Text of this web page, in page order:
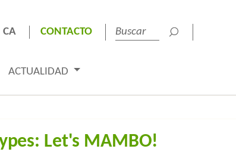
CA CONTACTO
ACTUALIDAD
Let's MAMBO!